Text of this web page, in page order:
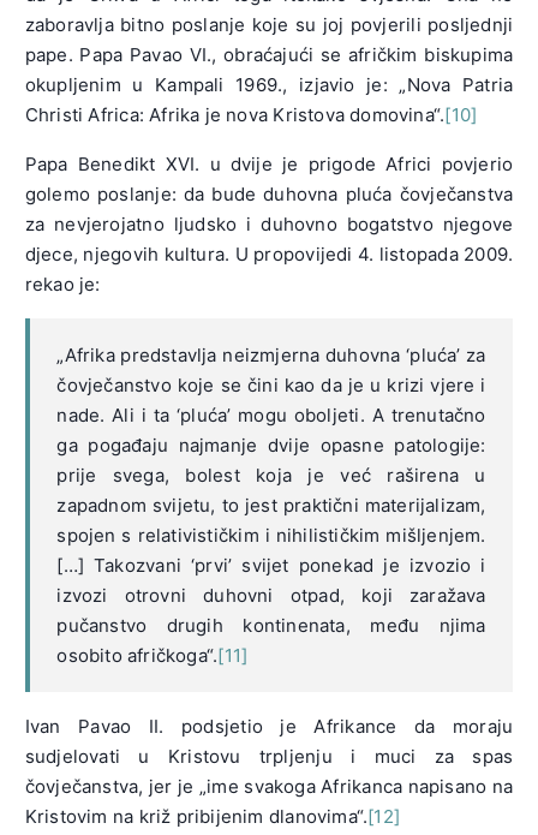
zaboravlja bitno poslanje koje su joj povjerili posljednji
pape. Papa Pavao VI., obraćajući se afričkim biskupima
okupljenim u Kampali 1969., izjavio je: „Nova Patria
Christi Africa: Afrika je nova Kristova domovina“.[10]
Papa Benedikt XVI. u dvije je prigode Africi povjerio
golemo poslanje: ​​da bude duhovna pluća čovječanstva
za nevjerojatno ljudsko i duhovno bogatstvo njegove
djece, njegovih kultura. U propovijedi 4. listopada 2009.
rekao je:
„Afrika predstavlja neizmjerna duhovna ‘pluća’ za
čovječanstvo koje se čini kao da je u krizi vjere i
nade. Ali i ta ‘pluća’ mogu oboljeti. A trenutačno
ga pogađaju najmanje dvije opasne patologije:
prije svega, bolest koja je već raširena u
zapadnom svijetu, to jest praktični materijalizam,
spojen s relativističkim i nihilističkim mišljenjem.
[…] Takozvani ‘prvi’ svijet ponekad je izvozio i
izvozi otrovni duhovni otpad, koji zaražava
pučanstvo drugih kontinenata, među njima
osobito afričkoga“.[11]
Ivan Pavao II. podsjetio je Afrikance da moraju
sudjelovati u Kristovu trpljenju i muci za spas
čovječanstva, jer je „ime svakoga Afrikanca napisano na
Kristovim na križ pribijenim dlanovima“.[12]